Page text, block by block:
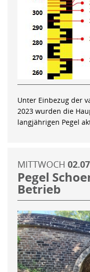
Unter Einbezug der
2023 wurden die
langjährigen Pegel
MITTWOCH
Pegel
Betrieb